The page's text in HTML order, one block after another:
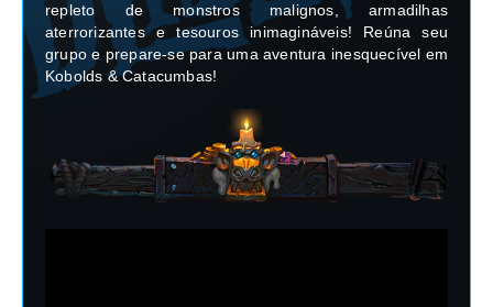
repleto de monstros malignos, armadilhas
aterrorizantes e tesouros inimagináveis! Reúna seu
grupo e prepare-se para uma aventura inesquecível em
Kobolds & Catacumbas!